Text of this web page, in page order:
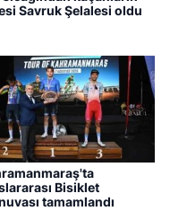
Savruk Şelalesi oldu
Bisiklet
tamamlandı